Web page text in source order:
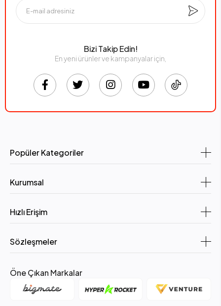
Çocuk Koruma: Evet, güvenlik için tasarlanmış
Malzeme: PC-ABS dayanıklı plastik gövde
Güç Kapasitesi: Maksimum 2500W güç taşıyabildiğini kontrol
edin; cihazlarınızın toplam gücünün bunu aşmamasına dikkat
edin.
USB Çıkış Kapasitesi: Toplam 2.1A çıkış gücü, hızlı şarj
gerektiren cihazlar için yeterli olup olmadığını değerlendirin.
Kablo Uzunluğu: 2 metre kablo, kullanım alanınıza uygun mu,
Akım Koruma ve Güvenlik: Termal akım koruması ve çocuk
koruma özelliklerinin bulunduğundan emin olun.
ömürlü kullanım için önemlidir; malzeme sağlam mı kontrol
Bizi Takip Edin!
En yeni ürünler ve kampanyalar için,
Popüler Kategoriler
Kurumsal
Hızlı Erişim
Sözleşmeler
Öne Çıkan Markalar